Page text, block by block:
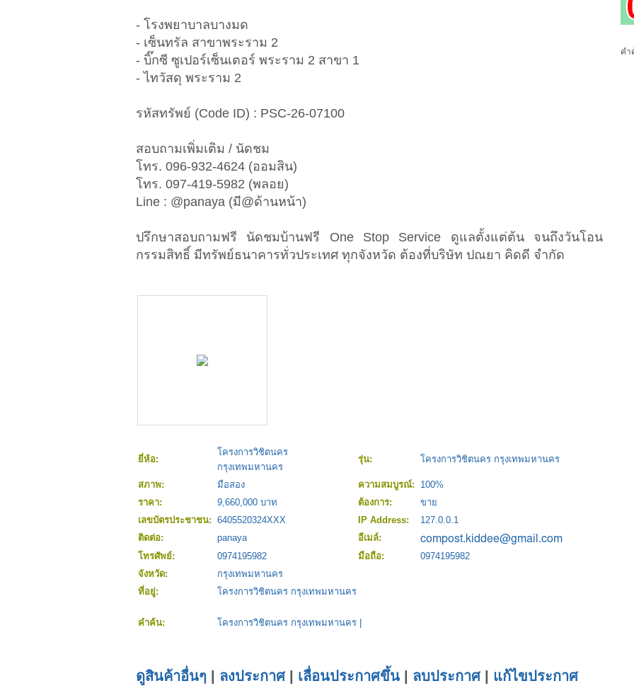
- โรงพยาบาลบางมด
- เซ็นทรัล สาขาพระราม 2
- บิ๊กซี ซูเปอร์เซ็นเตอร์ พระราม 2 สาขา 1
- ไทวัสดุ พระราม 2
รหัสทรัพย์ (Code ID) : PSC-26-07100
สอบถามเพิ่มเติม / นัดชม
โทร. 096-932-4624 (ออมสิน)
โทร. 097-419-5982 (พลอย)
Line : @panaya (มี@ด้านหน้า)
ปรึกษาสอบถามฟรี นัดชมบ้านฟรี One Stop Service ดูแลตั้งแต่ต้น จนถึงวันโอน
กรรมสิทธิ์ มีทรัพย์ธนาคารทั่วประเทศ ทุกจังหวัด ต้องที่บริษัท ปณยา คิดดี จำกัด
ยี่ห้อ:
โครงการวิชิตนคร
กรุงเทพมหานคร
รุ่น: โครงการวิชิตนคร กรุงเทพมหานคร
สภาพ: มือสอง ความสมบูรณ์:
100%
ราคา:
9,660,000 บาท ต้องการ:
ขาย
เลขบัตรประชาชน: 6405520324XXX IP Address:
127.0.0.1
ติดต่อ:
panaya
อีเมล์:
โทรศัพย์:
0974195982 มือถือ:
0974195982
จังหวัด:
กรุงเทพมหานคร
ที่อยู่:
โครงการวิชิตนคร กรุงเทพมหานคร
คำค้น: โครงการวิชิตนคร กรุงเทพมหานคร
ดูสินค้าอื่นๆ ลงประกาศ| เลื่อนประกาศขึ้น ลบประกาศ| แก้ไขประกาศ
คำ